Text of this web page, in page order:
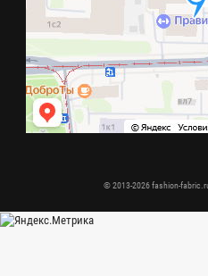
© 2013-2026 fashion-